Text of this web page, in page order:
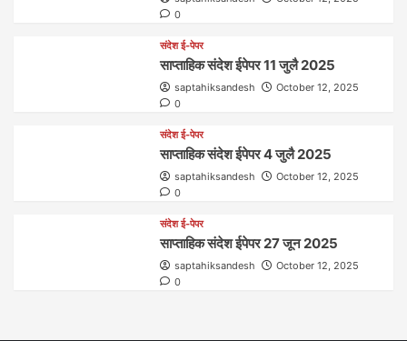
0
संदेश ई-पेपर
साप्ताहिक संदेश ईपेपर 11 जुलै 2025
saptahiksandesh
October 12, 2025
0
संदेश ई-पेपर
साप्ताहिक संदेश ईपेपर 4 जुलै 2025
saptahiksandesh
October 12, 2025
0
संदेश ई-पेपर
साप्ताहिक संदेश ईपेपर 27 जून 2025
saptahiksandesh
October 12, 2025
0